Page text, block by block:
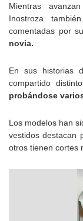
Mientras
Inostroza
comentadas por
novia.
En sus historias
compartido
probándose
Los modelos han
vestidos destacan
otros tienen cortes